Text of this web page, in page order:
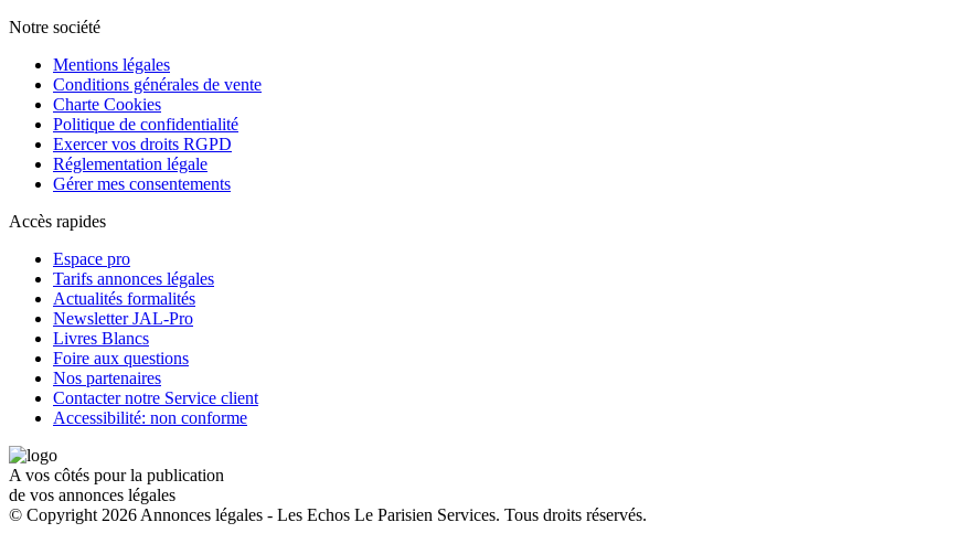
Notre société
Mentions légales
Conditions générales de vente
Charte Cookies
Politique de confidentialité
Exercer vos droits RGPD
Réglementation légale
Gérer mes consentements
Accès rapides
Espace pro
Tarifs annonces légales
Actualités formalités
Newsletter JAL-Pro
Livres Blancs
Foire aux questions
Nos partenaires
Contacter notre Service client
Accessibilité: non conforme
A vos côtés pour la publication
de vos annonces légales
© Copyright 2026 Annonces légales - Les Echos Le Parisien Services. Tous droits réservés.